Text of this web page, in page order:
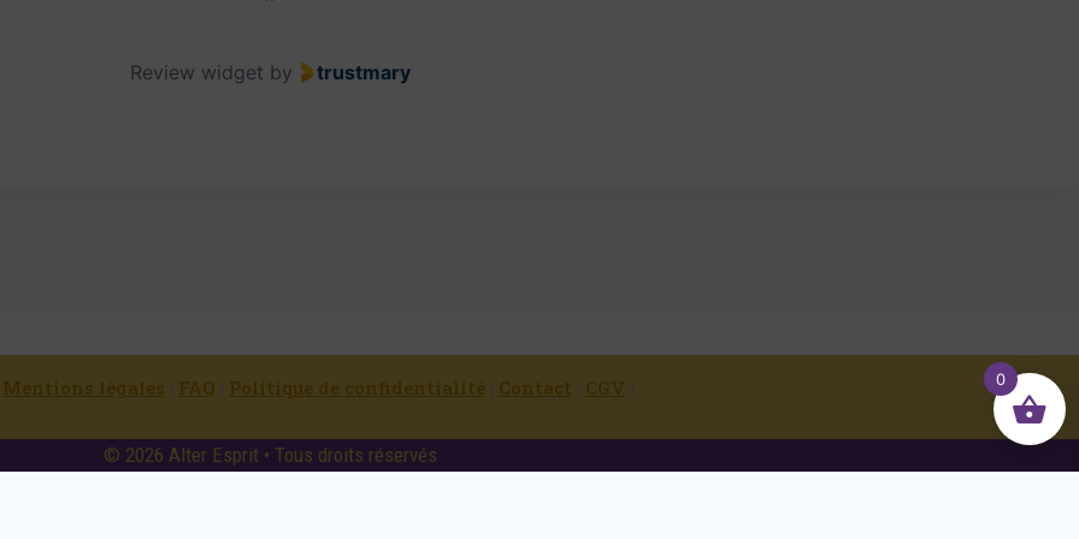
Review widget by trustmary
Mentions légales | FAQ | Politique de confidentialité | Contact | CGV |
© 2026 Alter Esprit • Tous droits réservés
0